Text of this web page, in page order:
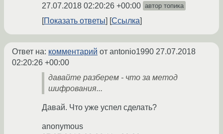
27.07.2018 02:20:26 +00:00 автор топика
Показать ответы Ссылка
Ответ на: комментарий от antonio1990 27.07.2018
02:20:26 +00:00
давайте разберем - что за метод
шифрования...
Давай. Что уже успел сделать?
anonymous